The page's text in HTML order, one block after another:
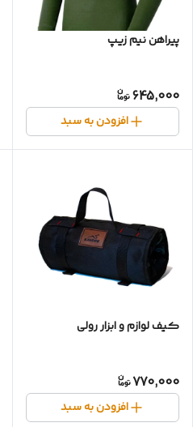
پیراهن نیم زیپ
645,000
افزودن به سبد
کیف لوازم و ابزار رولی
770,000
افزودن به سبد